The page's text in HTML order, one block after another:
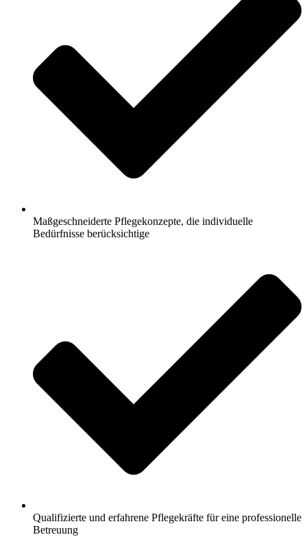
Maßgeschneiderte Pflegekonzepte, die individuelle
Bedürfnisse berücksichtige
Qualifizierte und erfahrene Pflegekräfte für eine professionelle
Betreuung